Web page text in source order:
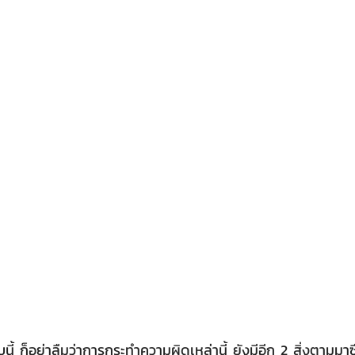
ก็อย่าลืมว่าการกระทำความผิดเหล่านี้ ยังมีอีก 2 สิ่งตามมา